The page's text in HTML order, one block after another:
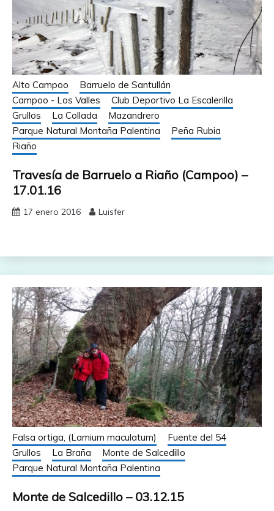
Alto Campoo
Barruelo de Santullán
Campoo - Los Valles
Club Deportivo La Escalerilla
Grullos
La Collada
Mazandrero
Parque Natural Montaña Palentina
Peña Rubia
Riaño
Travesía de Barruelo a Riaño (Campoo) –
17.01.16
17 enero 2016 Luisfer
Falsa ortiga, (Lamium maculatum)
Fuente del 54
Grullos
La Braña
Monte de Salcedillo
Parque Natural Montaña Palentina
Monte de Salcedillo – 03.12.15